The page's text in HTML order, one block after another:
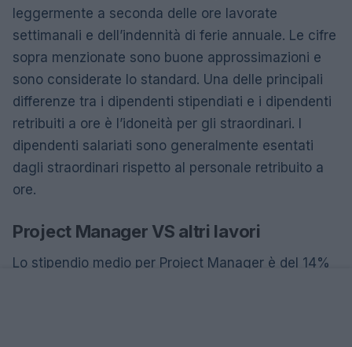
leggermente a seconda delle ore lavorate
settimanali e dell’indennità di ferie annuale. Le cifre
sopra menzionate sono buone approssimazioni e
sono considerate lo standard. Una delle principali
differenze tra i dipendenti stipendiati e i dipendenti
retribuiti a ore è l’idoneità per gli straordinari. I
dipendenti salariati sono generalmente esentati
dagli straordinari rispetto al personale retribuito a
ore.
Project Manager VS altri lavori
Lo stipendio medio per Project Manager è del 14%